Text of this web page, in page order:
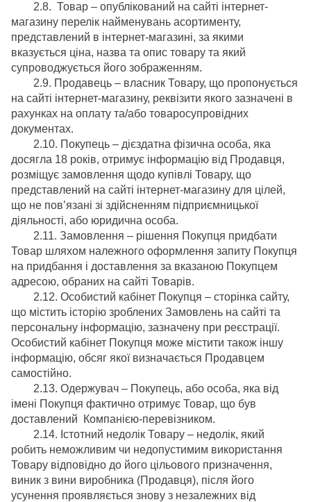
2.8. Товар – опублікований на сайті інтернет-
магазину перелік найменувань асортименту,
представлений в інтернет-магазині, за якими
вказується ціна, назва та опис товару та який
супроводжується його зображенням.
2.9. Продавець – власник Товару, що пропонується
на сайті інтернет-магазину, реквізити якого зазначені в
рахунках на оплату та/або товаросупровідних
документах.
2.10. Покупець – дієздатна фізична особа, яка
досягла 18 років, отримує інформацію від Продавця,
розміщує замовлення щодо купівлі Товару, що
представлений на сайті інтернет-магазину для цілей,
що не пов’язані зі здійсненням підприємницької
діяльності, або юридична особа.
2.11. Замовлення – рішення Покупця придбати
Товар шляхом належного оформлення запиту Покупця
на придбання і доставлення за вказаною Покупцем
адресою, обраних на сайті Товарів.
2.12. Особистий кабінет Покупця – сторінка сайту,
що містить історію зроблених Замовлень на сайті та
персональну інформацію, зазначену при реєстрації.
Особистий кабінет Покупця може містити також іншу
інформацію, обсяг якої визначається Продавцем
самостійно.
2.13. Одержувач – Покупець, або особа, яка від
імені Покупця фактично отримує Товар, що був
доставлений Компанією-перевізником.
2.14. Істотний недолік Товару – недолік, який
робить неможливим чи недопустимим використання
Товару відповідно до його цільового призначення,
виник з вини виробника (Продавця), після його
усунення проявляється знову з незалежних від